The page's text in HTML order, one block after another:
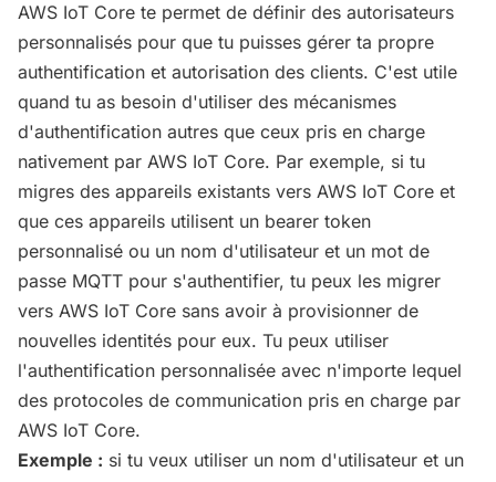
AWS IoT Core te permet de définir des autorisateurs
personnalisés pour que tu puisses gérer ta propre
authentification et autorisation des clients. C'est utile
quand tu as besoin d'utiliser des mécanismes
d'authentification autres que ceux pris en charge
nativement par AWS IoT Core. Par exemple, si tu
migres des appareils existants vers AWS IoT Core et
que ces appareils utilisent un bearer token
personnalisé ou un nom d'utilisateur et un mot de
passe MQTT pour s'authentifier, tu peux les migrer
vers AWS IoT Core sans avoir à provisionner de
nouvelles identités pour eux. Tu peux utiliser
l'authentification personnalisée avec n'importe lequel
des protocoles de communication pris en charge par
AWS IoT Core.
Exemple : si tu veux utiliser un nom d'utilisateur et un